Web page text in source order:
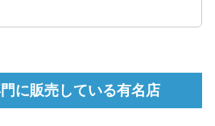
に販売している有名店